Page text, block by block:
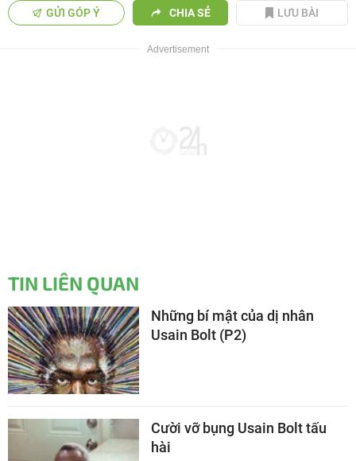
GỬI GÓP Ý CHIA SẺ LƯU BÀI
TIN LIÊN QUAN
Những bí mật của dị nhân
Usain Bolt (P2)
Cười vỡ bụng Usain Bolt tấu
hài